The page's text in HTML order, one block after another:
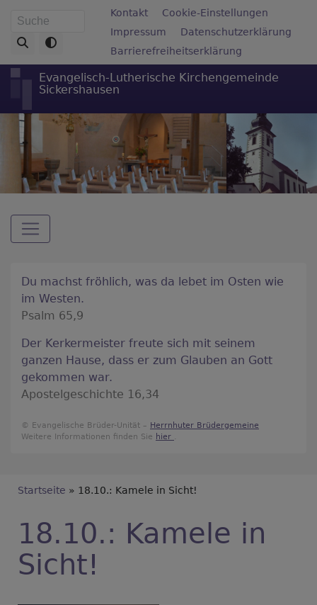
zum
Inhalt
Suche Fußbereichsmenü
Kontakt
Cookie-Einstellungen
Impressum
Datenschutzerklärung
Barrierefreiheitserklärung
Evangelisch-Lutherische Kirchengemeinde
Sickershausen
Hauptnavigation
Du machst fröhlich, was da lebet im Osten wie
im Westen.
Psalm 65,9
Der Kerkermeister freute sich mit seinem
ganzen Hause, dass er zum Glauben an Gott
gekommen war.
Apostelgeschichte 16,34
© Evangelische Brüder-Unität – Herrnhuter Brüdergemeine
Weitere Informationen finden Sie hier .
Breadcrumb
Startseite 18.10.: Kamele in Sicht!
18.10.: Kamele in
Sicht!